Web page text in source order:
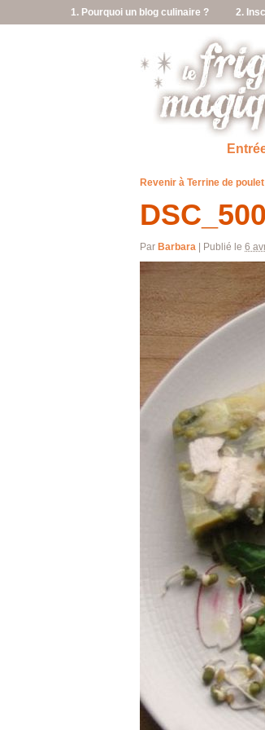
1. Pourquoi un blog culinaire ? 2.
Revenir à Terrine de
Par Barbara Publié le 6